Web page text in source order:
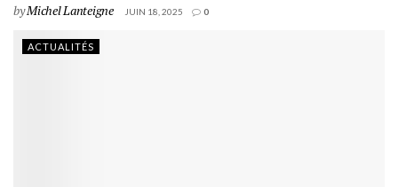
byMichel Lanteigne JUIN 18, 2025 0
ACTUALITÉS